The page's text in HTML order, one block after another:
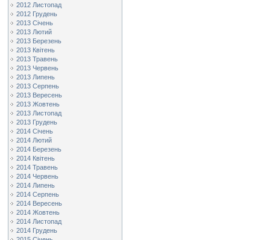
2012 Листопад
2012 Грудень
2013 Січень
2013 Лютий
2013 Березень
2013 Квітень
2013 Травень
2013 Червень
2013 Липень
2013 Серпень
2013 Вересень
2013 Жовтень
2013 Листопад
2013 Грудень
2014 Січень
2014 Лютий
2014 Березень
2014 Квітень
2014 Травень
2014 Червень
2014 Липень
2014 Серпень
2014 Вересень
2014 Жовтень
2014 Листопад
2014 Грудень